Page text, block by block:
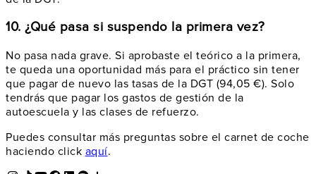
10. ¿Qué pasa si suspendo la primera vez?
No pasa nada grave. Si aprobaste el teórico a la primera,
te queda una oportunidad más para el práctico sin tener
que pagar de nuevo las tasas de la DGT (94,05 €). Solo
tendrás que pagar los gastos de gestión de la
autoescuela y las clases de refuerzo.
Puedes consultar más preguntas sobre el carnet de coche
haciendo click aquí.